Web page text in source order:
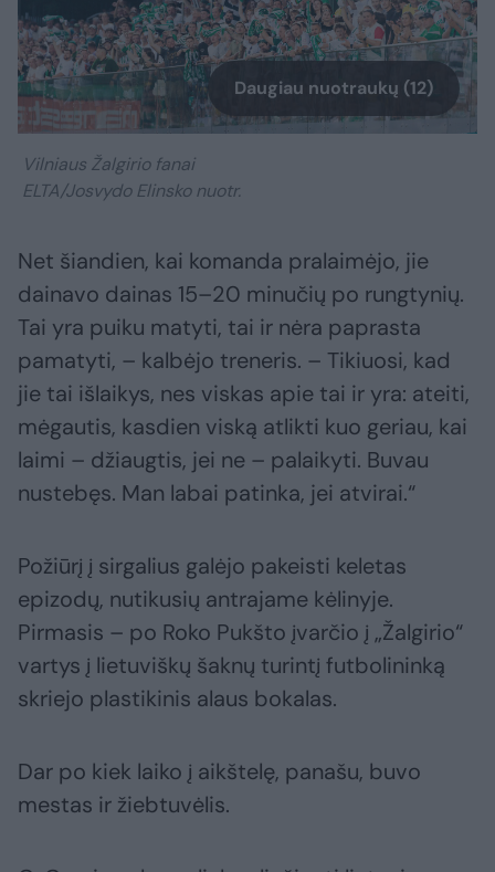
Daugiau nuotraukų (12)
Vilniaus Žalgirio fanai
ELTA/Josvydo Elinsko nuotr.
Net šiandien, kai komanda pralaimėjo, jie
dainavo dainas 15–20 minučių po rungtynių.
Tai yra puiku matyti, tai ir nėra paprasta
pamatyti, – kalbėjo treneris. – Tikiuosi, kad
jie tai išlaikys, nes viskas apie tai ir yra: ateiti,
mėgautis, kasdien viską atlikti kuo geriau, kai
laimi – džiaugtis, jei ne – palaikyti. Buvau
nustebęs. Man labai patinka, jei atvirai.“
Požiūrį į sirgalius galėjo pakeisti keletas
epizodų, nutikusių antrajame kėlinyje.
Pirmasis – po Roko Pukšto įvarčio į „Žalgirio“
vartys į lietuviškų šaknų turintį futbolininką
skriejo plastikinis alaus bokalas.
Dar po kiek laiko į aikštelę, panašu, buvo
mestas ir žiebtuvėlis.